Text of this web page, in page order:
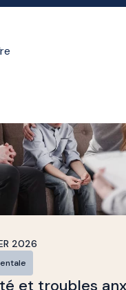
Santé homme
2026
et troubles